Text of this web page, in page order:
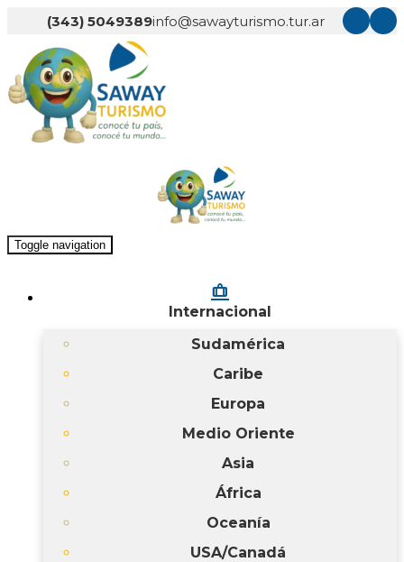
(343) 5049389info@sawayturismo.tur.ar
Toggle navigation
checked_bag
Internacional
Sudamérica
Caribe
Europa
Medio Oriente
Asia
África
Oceanía
USA/Canadá